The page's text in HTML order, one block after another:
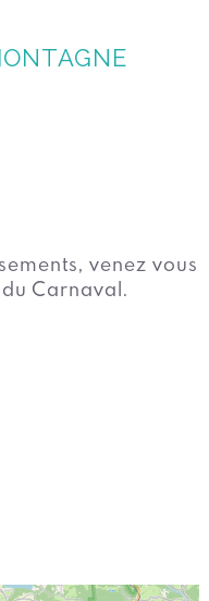
venez vous
Carnaval.